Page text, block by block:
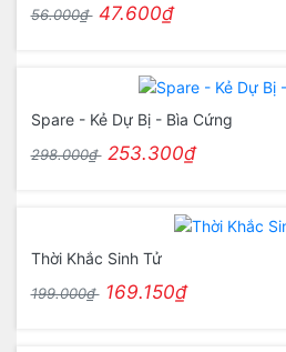
56.000₫ 47.600₫
Spare - Kẻ Dự Bị - Bìa Cứng
298.000₫ 253.300₫
Thời Khắc Sinh Tử
199.000₫ 169.150₫